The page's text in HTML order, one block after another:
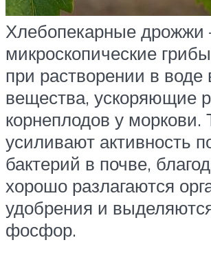
Хлебопекарные
микроскопические
при растворении в
вещества, ускоряющие
корнеплодов у моркови.
усиливают активность
бактерий в почве,
хорошо разлагаются
удобрения и
фосфор.